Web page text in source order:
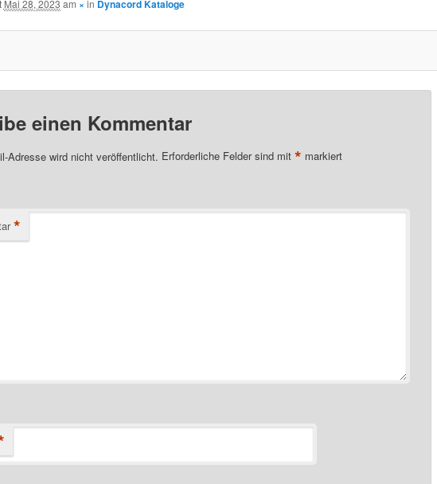
Mai 28, 2023 am × in Dynacord Kataloge
einen Kommentar
Adresse wird nicht veröffentlicht. Erforderliche Felder sind mit * markiert
*